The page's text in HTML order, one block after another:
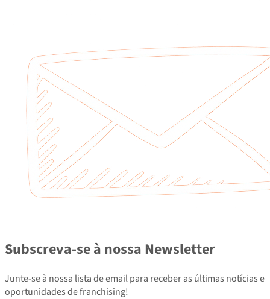
Subscreva-se à nossa Newsletter
Junte-se à nossa lista de email para receber as últimas notícias e
oportunidades de franchising!